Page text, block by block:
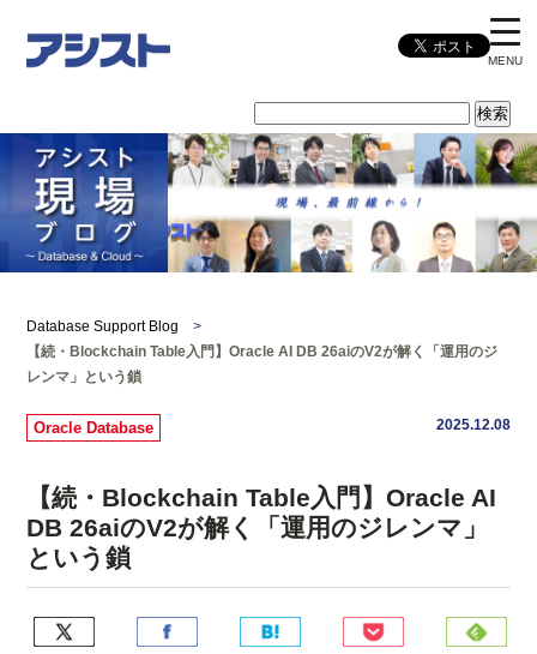
MENU
Database Support Blog
>
【続・Blockchain Table入門】Oracle AI DB 26aiのV2が解く「運用のジ
レンマ」という鎖
Oracle Database 2025.12.08
【続・Blockchain Table入門】Oracle AI
DB 26aiのV2が解く「運用のジレンマ」
という鎖